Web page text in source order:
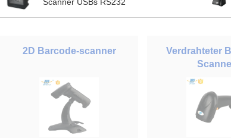
2D Barcode-scanner
Verdrahteter